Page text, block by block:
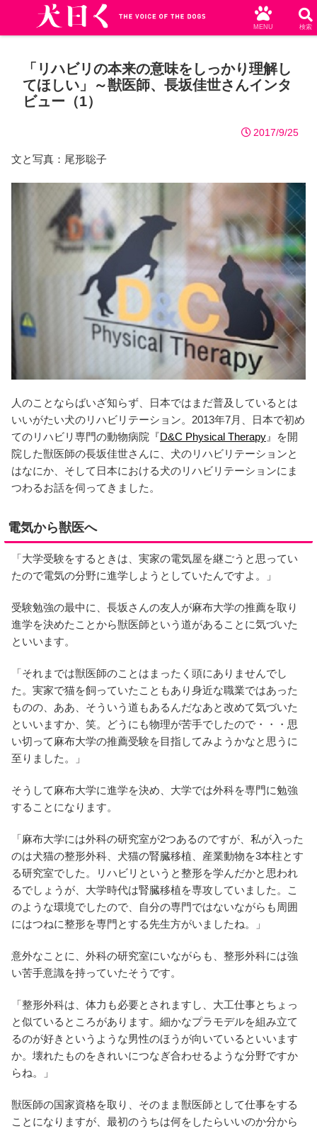
「リハビリの本来の意味をしっかり理解し
てほしい」～獣医師、長坂佳世さんインタ
ビュー（1）
2017/9/25
文と写真：尾形聡子
人のことならばいざ知らず、日本ではまだ普及しているとは
いいがたい犬のリハビリテーション。2013年7月、日本で初め
てのリハビリ専門の動物病院『D&C Physical Therapy 』を開
院した獣医師の長坂佳世さんに、犬のリハビリテーションと
はなにか、そして日本における犬のリハビリテーションにま
つわるお話を伺ってきました。
電気から獣医へ
「大学受験をするときは、実家の電気屋を継ごうと思ってい
たので電気の分野に進学しようとしていたんですよ。」
受験勉強の最中に、長坂さんの友人が麻布大学の推薦を取り
進学を決めたことから獣医師という道があることに気づいた
といいます。
「それまでは獣医師のことはまったく頭にありませんでし
た。実家で猫を飼っていたこともあり身近な職業ではあった
ものの、ああ、そういう道もあるんだなあと改めて気づいた
といいますか、笑。どうにも物理が苦手でしたので・・・思
い切って麻布大学の推薦受験を目指してみようかなと思うに
至りました。」
そうして麻布大学に進学を決め、大学では外科を専門に勉強
することになります。
「麻布大学には外科の研究室が2つあるのですが、私が入った
のは犬猫の整形外科、犬猫の腎臓移植、産業動物を3本柱とす
る研究室でした。リハビリというと整形を学んだかと思われ
るでしょうが、大学時代は腎臓移植を専攻していました。こ
のような環境でしたので、自分の専門ではないながらも周囲
にはつねに整形を専門とする先生方がいましたね。」
意外なことに、外科の研究室にいながらも、整形外科には強
い苦手意識を持っていたそうです。
「整形外科は、体力も必要とされますし、大工仕事とちょっ
と似ているところがあります。細かなプラモデルを組み立て
るのが好きというような男性のほうが向いているといいます
か。壊れたものをきれいにつなぎ合わせるような分野ですか
らね。」
獣医師の国家資格を取り、そのまま獣医師として仕事をする
ことになりますが、最初のうちは何をしたらいいのか分から
MENU 検索